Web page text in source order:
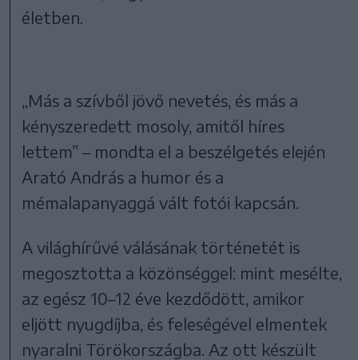
életben.
„Más a szívből jövő nevetés, és más a
kényszeredett mosoly, amitől híres
lettem” – mondta el a beszélgetés elején
Arató András a humor és a
mémalapanyaggá vált fotói kapcsán.
A világhírűvé válásának történetét is
megosztotta a közönséggel: mint mesélte,
az egész 10–12 éve kezdődött, amikor
eljött nyugdíjba, és feleségével elmentek
nyaralni Törökországba. Az ott készült